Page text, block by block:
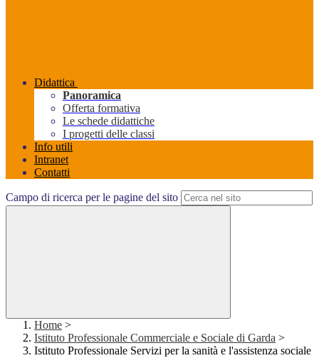
Didattica
Panoramica
Offerta formativa
Le schede didattiche
I progetti delle classi
Info utili
Intranet
Contatti
Campo di ricerca per le pagine del sito
Home >
Istituto Professionale Commerciale e Sociale di Garda >
Istituto Professionale Servizi per la sanità e l'assistenza sociale